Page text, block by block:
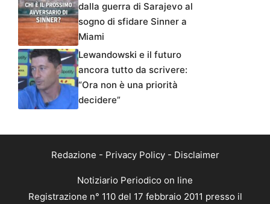
dalla guerra di Sarajevo al
sogno di sfidare Sinner a
Miami
Lewandowski e il futuro
ancora tutto da scrivere:
“Ora non è una priorità
decidere”
Redazione - Privacy Policy- Disclaimer
Notiziario Periodico on line
Registrazione n° 110 del 17 febbraio 2011 presso il